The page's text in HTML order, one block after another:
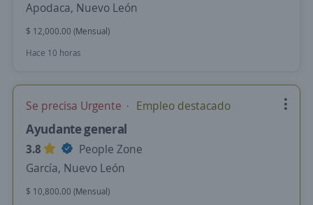
Apodaca, Nuevo León
$ 12,000.00 (Mensual)
Hace 10 horas
Se precisa Urgente Empleo destacado
Ayudante general
3.8
People Zone
García, Nuevo León
$ 10,800.00 (Mensual)